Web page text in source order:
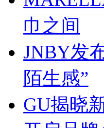
巾之间
JNBY发
陌生感”
GU揭晓